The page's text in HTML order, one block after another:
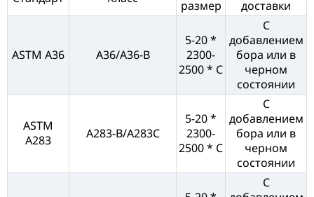
размер
доставки
ASTM A36 A36/A36-B
5-20 *
2300-
2500 * C
С
добавлением
бора или в
черном
состоянии
ASTM
A283
A283-B/A283C
5-20 *
2300-
2500 * C
С
добавлением
бора или в
черном
состоянии
С